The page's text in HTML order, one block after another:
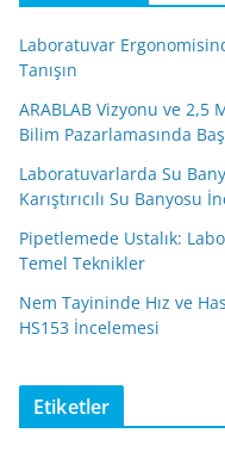
Laboratuvar
Tanışın
ARABLAB Vizyonu ve 2,5
Bilim Pazarlamasında
Laboratuvarlarda Su
Karıştırıcılı Su Banyosu
Pipetlemede Ustalık:
Temel Teknikler
Nem Tayininde Hız ve
HS153 İncelemesi
Etiketler